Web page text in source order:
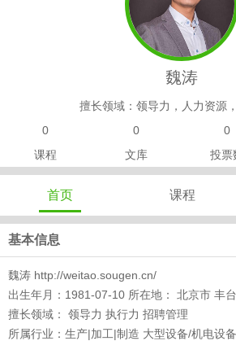
魏涛
擅长领域：领导力，人力资源
0
0 0
课程
文库 投票
首页 课程
基本信息
魏涛 http://weitao.sougen.cn/
出生年月：1981-07-10 所在地： 北京市 丰台
擅长领域： 领导力 执行力 招聘管理
所属行业：生产|加工|制造 大型设备/机电设